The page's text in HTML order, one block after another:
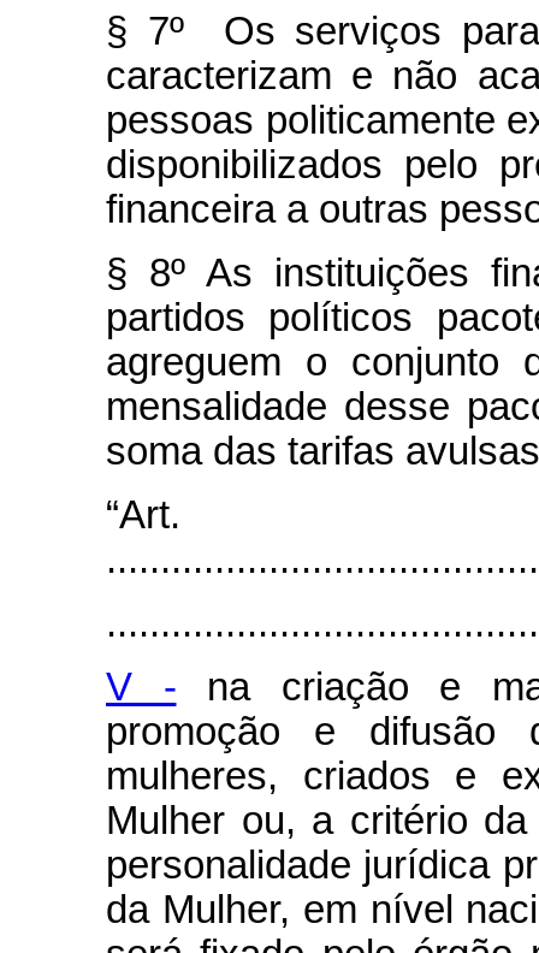
§ 7º Os serviços
caracterizam e não
pessoas politicamente
disponibilizados pelo
financeira a outras
§ 8º As instituições
partidos políticos
agreguem o conjunto
mensalidade desse
soma das tarifas
V - na criação e
promoção e difusão
mulheres, criados e
Mulher ou, a critério
personalidade jurídica
da Mulher, em nível